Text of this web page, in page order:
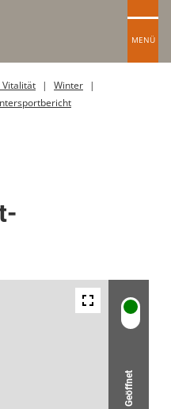
MENÜ
Vitalität
Winter
Geöffnet